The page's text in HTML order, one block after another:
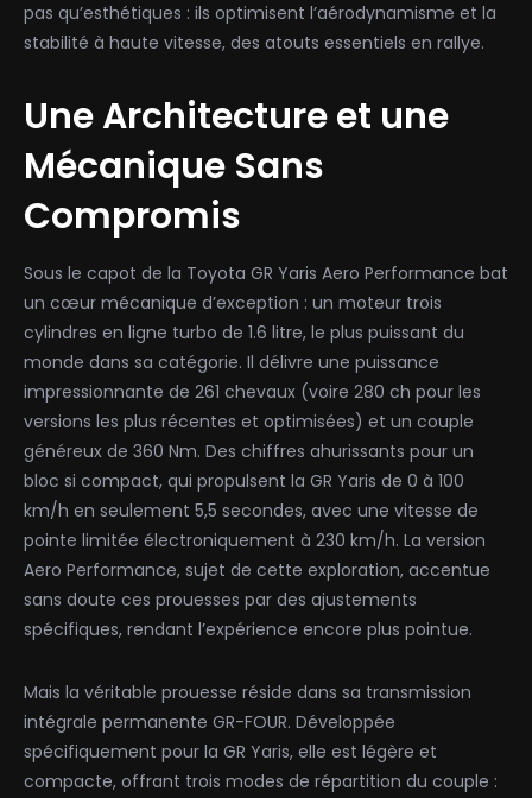
pas qu’esthétiques : ils optimisent l’aérodynamisme et la
stabilité à haute vitesse, des atouts essentiels en rallye.
Une Architecture et une
Mécanique Sans
Compromis
Sous le capot de la Toyota GR Yaris Aero Performance bat
un cœur mécanique d’exception : un moteur trois
cylindres en ligne turbo de 1.6 litre, le plus puissant du
monde dans sa catégorie. Il délivre une puissance
impressionnante de 261 chevaux (voire 280 ch pour les
versions les plus récentes et optimisées) et un couple
généreux de 360 Nm. Des chiffres ahurissants pour un
bloc si compact, qui propulsent la GR Yaris de 0 à 100
km/h en seulement 5,5 secondes, avec une vitesse de
pointe limitée électroniquement à 230 km/h. La version
Aero Performance, sujet de cette exploration, accentue
sans doute ces prouesses par des ajustements
spécifiques, rendant l’expérience encore plus pointue.
Mais la véritable prouesse réside dans sa transmission
intégrale permanente GR-FOUR. Développée
spécifiquement pour la GR Yaris, elle est légère et
compacte, offrant trois modes de répartition du couple :